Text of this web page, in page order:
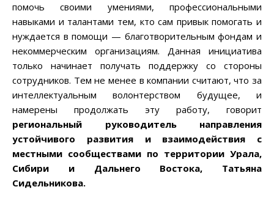
помочь своими умениями, профессиональными
навыками и талантами тем, кто сам привык помогать и
нуждается в помощи — благотворительным фондам и
некоммерческим организациям. Данная инициатива
только начинает получать поддержку со стороны
сотрудников. Тем не менее в компании считают, что за
интеллектуальным волонтерством будущее, и
намерены продолжать эту работу, говорит
региональный руководитель направления
устойчивого развития и взаимодействия с
местными сообществами по территории Урала,
Сибири и Дальнего Востока, Татьяна
Сидельникова.